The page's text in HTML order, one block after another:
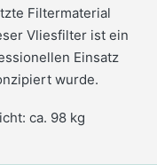
Filtermaterial
Vliesfilter ist ein
Einsatz
wurde.
ca. 98 kg